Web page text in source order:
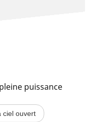
puissance
ciel ouvert